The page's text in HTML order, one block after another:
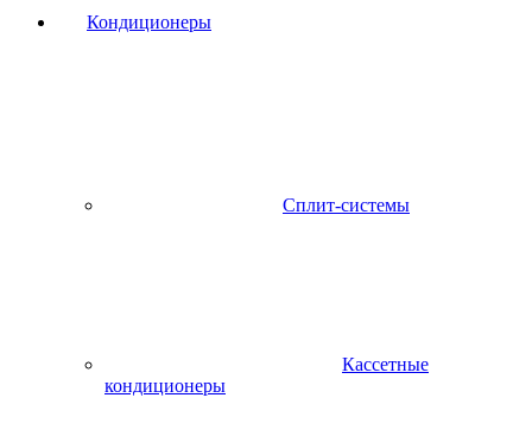
Кондиционеры
Сплит-системы
Кассетные
кондиционеры